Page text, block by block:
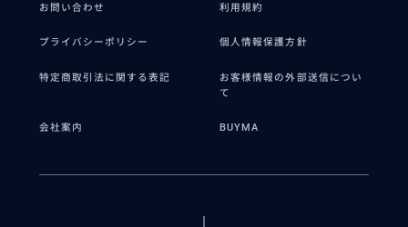
お問い合わせ 利用規約
プライバシーポリシー 個人情報保護方針
特定商取引法に関する表記
お客様情報の外部送信につい
て
会社案内 BUYMA